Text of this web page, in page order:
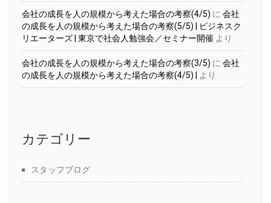
会社の成長を人の規模から考えた場合の考察(4/5) に 会社
の成長を人の規模から考えた場合の考察(5/5) | ビジネスク
リエーターズ | 東京で社会人勉強会／セミナー開催 より
会社の成長を人の規模から考えた場合の考察(3/5) に 会社
の成長を人の規模から考えた場合の考察(4/5) |
より
カテゴリー
スタッフブログ